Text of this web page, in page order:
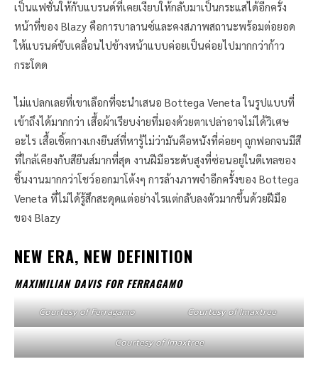
เป็นแฟชั่นให้กับแบรนด์ที่เคยเงียบให้กลับมาเป็นกระแสได้อีกครั้ง
หน้าที่ของ Blazy คือการบาลานซ์และคงสภาพสถานะพร้อมต่อยอด
ให้แบรนด์ขับเคลื่อนไปข้างหน้าแบบค่อยเป็นค่อยไปมากกว่าก้าว
กระโดด
ไม่แปลกเลยที่เขาเลือกที่จะนำเสนอ Bottega Veneta ในรูปแบบที่
เข้าถึงได้มากกว่า เสื้อผ้าเรียบง่ายที่มองด้วยตาเปล่าอาจไม่ได้วิเศษ
อะไร เสื้อเชิ้ตกางเกงยีนส์ที่หารู้ไม่ว่ามันคือหนังที่ค่อยๆ ถูกฟอกจนมีสี
ที่ใกล้เคียงกับสียีนส์มากที่สุด งานฝีมือระดับสูงที่ซ่อนอยู่ในดีเทลของ
ชิ้นงานมากกว่าโชว์ออกมาโต้งๆ การล้างภาพจำอีกครั้งของ Bottega
Veneta ที่ไม่ได้รู้สึกสะดุดแต่อย่างไรแต่กลับลงตัวมากขึ้นด้วยฝีมือ
ของ Blazy
NEW ERA, NEW DEFINITION
MAXIMILIAN DAVIS FOR FERRAGAMO
Courtesy of Ferragamo Courtesy of Imaxtree
Courtesy of Imaxtree